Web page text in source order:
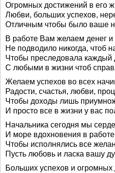
Огромных достижений в его
Любви, больших успехов,
Отличным чтобы было ваше
В работе Вам желаем денег и
Не подводило никогда, чтоб
Чтобы преследовала каждый
С любыми в жизни чтоб
Желаем успехов во всех
Радости, счастья, любви,
Чтобы доходы лишь
И просто все в жизни у вас
Начальника сегодня мы
И море вдохновения в
Чтобы исполнялись все
Пусть любовь и ласка вашу
Больших успехов и огромных